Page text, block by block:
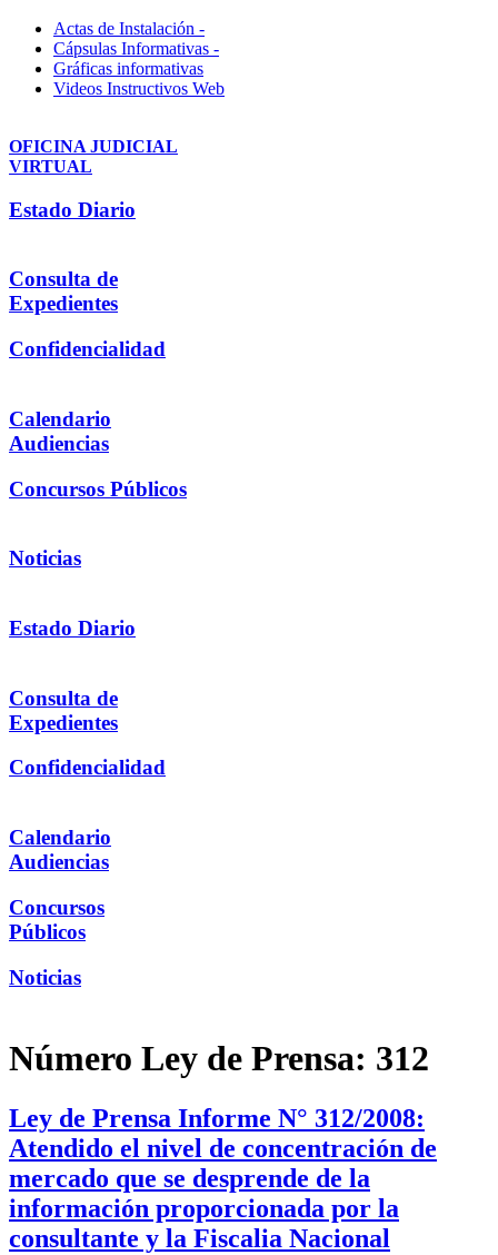
Actas de Instalación -
Cápsulas Informativas -
Gráficas informativas
Videos Instructivos Web
OFICINA JUDICIAL
VIRTUAL
Estado Diario
Consulta de
Expedientes
Confidencialidad
Calendario
Audiencias
Concursos Públicos
Noticias
Estado Diario
Consulta de
Expedientes
Confidencialidad
Calendario
Audiencias
Concursos
Públicos
Noticias
Número Ley de Prensa: 312
Ley de Prensa Informe N° 312/2008:
Atendido el nivel de concentración de
mercado que se desprende de la
información proporcionada por la
consultante y la Fiscalia Nacional